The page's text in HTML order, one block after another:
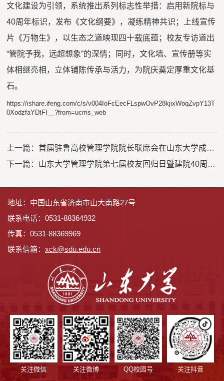
文化建设为引领，系统推出系列标志性举措：启用新院标与
40周年标识，发布《文化纲要》，凝练精神共识；上线宣传
片《万物生》，以生态之道映现四十载底蕴；校友专访道出
“管院予我，远超想象”的深情；同时，文化墙、宣传册等实
体相继亮相，立体铺陈传承与活力，为院庆奠定厚重文化基
石。
https://ishare.ifeng.com/c/s/v004IoFcEecFLspwOvP28kjixWoqZvpY13T
0XodzfaYDtFI__?from=ucms_web
上一篇：
首届驻鲁高校管理学院院长联席会在山东大学成功举办
下一篇：
山东大学管理学院第七届校友回归日暨建院40周年庆祝活动隆重举行
地址：中国山东省济南市山大南路27号
联系电话：0531-88364932
传真：0531-88369969
联系信箱： xck@sdu.edu.cn
关注微信 关注微博 QQ校园号 关注抖音